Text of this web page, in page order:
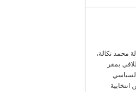
محمد تكالة،
بمقر
انتخابية